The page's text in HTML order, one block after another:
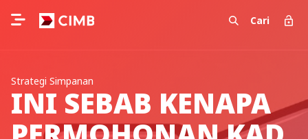
Cari
Strategi Simpanan
INI SEBAB KENAPA